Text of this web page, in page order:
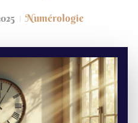
Numérologie